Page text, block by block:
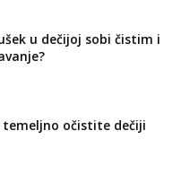
u dečijoj sobi čistim i
temeljno očistite dečiji